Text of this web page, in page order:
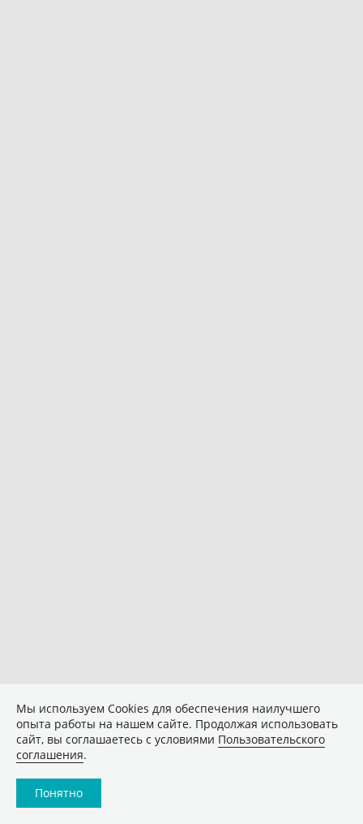
Мы используем Сookies для обеспечения наилучшего
опыта работы на нашем сайте. Продолжая использовать
сайт, вы соглашаетесь с условиями Пользовательского
соглашения.
Понятно